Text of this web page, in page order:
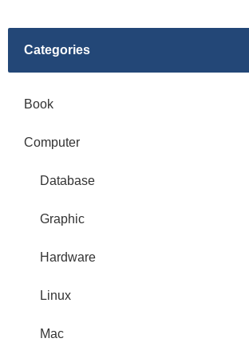
Categories
Book
Computer
Database
Graphic
Hardware
Linux
Mac